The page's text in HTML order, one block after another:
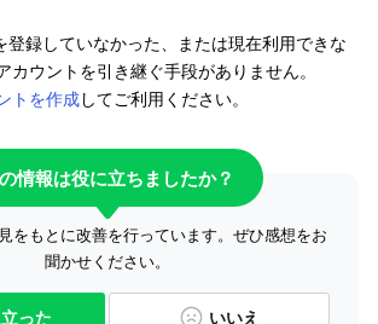
登録していなかった、または現在利用できな
カウントを引き継ぐ手段がありません。
トを作成してご利用ください。
情報は役に立ちましたか？
をもとに改善を行っています。ぜひ感想をお
聞かせください。
った いいえ